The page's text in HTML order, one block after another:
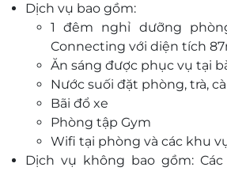
phòng đều có ban công
mang đến không gian nghỉ
Hệ thống nhà hàng sang
món ăn đặc sản Huế và
chức sự kiện hiện đại với sức
gym, bãi đỗ xe rộng rãi... đáp
của khách hàng.
Đội ngũ nhân viên nhiệt tình,
sàng phục vụ quý khách với
Dịch vụ bao gồm:
1 đêm nghỉ dưỡng
Connecting với diện tích
Ăn sáng được phục vụ tại
Nước suối đặt phòng, trà,
Bãi đổ xe
Phòng tập Gym
Wifi tại phòng và các khu
Dịch vụ không bao gồm: